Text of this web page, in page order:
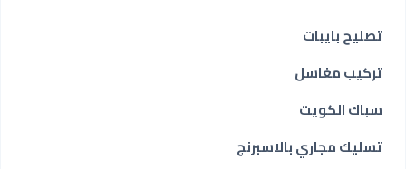
تصليح بايبات
تركيب مغاسل
سباك الكويت
تسليك مجاري بالاسبرنج